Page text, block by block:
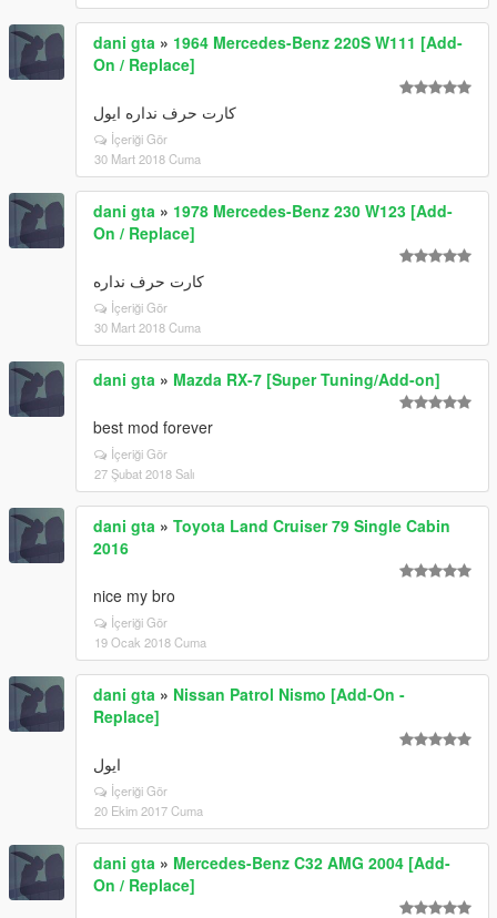
dani gta » 1964 Mercedes-Benz 220S W111 [Add-
On / Replace]
کارت حرف نداره ایول
İçeriği Gör
30 Mart 2018 Cuma
dani gta » 1978 Mercedes-Benz 230 W123 [Add-
On / Replace]
کارت حرف نداره
İçeriği Gör
30 Mart 2018 Cuma
dani gta » Mazda RX-7 [Super Tuning/Add-on]
best mod forever
İçeriği Gör
27 Şubat 2018 Salı
dani gta » Toyota Land Cruiser 79 Single Cabin
2016
nice my bro
İçeriği Gör
19 Ocak 2018 Cuma
dani gta » Nissan Patrol Nismo [Add-On -
Replace]
ایول
İçeriği Gör
20 Ekim 2017 Cuma
dani gta » Mercedes-Benz C32 AMG 2004 [Add-
On / Replace]